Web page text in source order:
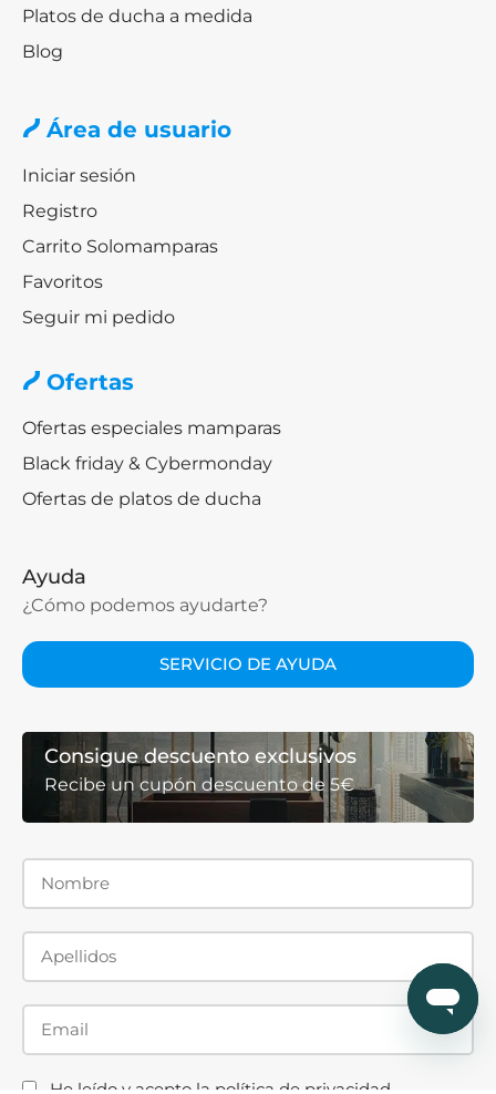
Platos de ducha a medida
Blog
Área de usuario
Iniciar sesión
Registro
Carrito Solomamparas
Favoritos
Seguir mi pedido
Ofertas
Ofertas especiales mamparas
Black friday & Cybermonday
Ofertas de platos de ducha
Ayuda
¿Cómo podemos ayudarte?
SERVICIO DE AYUDA
Consigue descuento exclusivos
Recibe un cupón descuento de 5€
He leído y acepto la política de privacidad